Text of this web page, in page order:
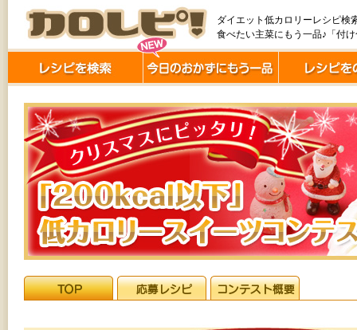
ダイエット低カロリーレシピ検
食べたい主菜にもう一品♪「付